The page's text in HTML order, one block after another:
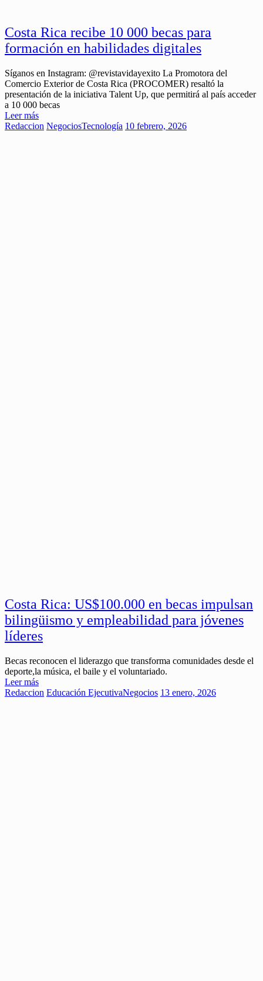
Costa Rica recibe 10 000 becas para
formación en habilidades digitales
Síganos en Instagram: @revistavidayexito La Promotora del
Comercio Exterior de Costa Rica (PROCOMER) resaltó la
presentación de la iniciativa Talent Up, que permitirá al país acceder
a 10 000 becas
Leer más
Redaccion NegociosTecnología 10 febrero, 2026
Costa Rica: US$100.000 en becas impulsan
bilingüismo y empleabilidad para jóvenes
líderes
Becas reconocen el liderazgo que transforma comunidades desde el
deporte,la música, el baile y el voluntariado.
Leer más
Redaccion Educación EjecutivaNegocios 13 enero, 2026